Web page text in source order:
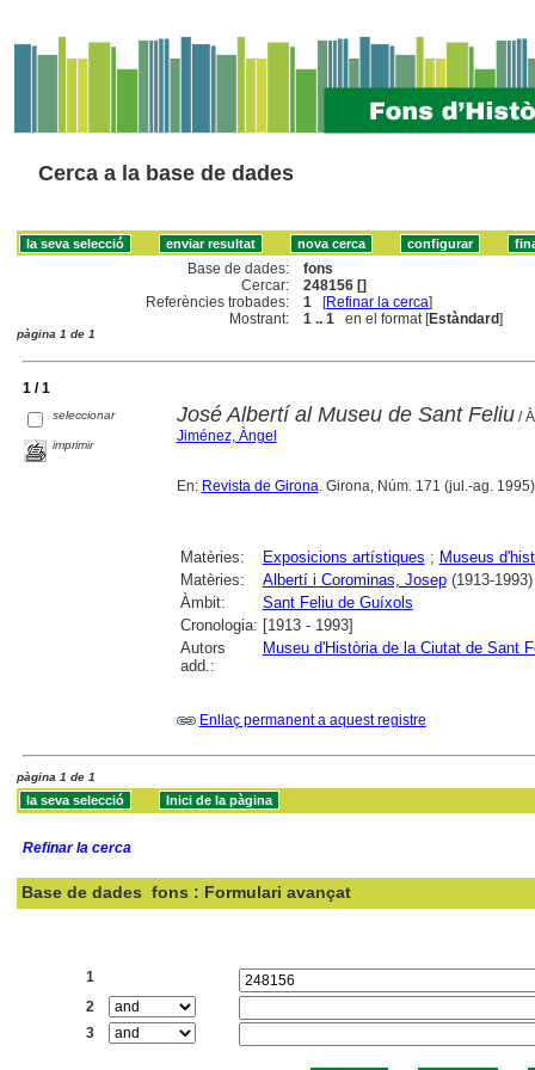
Cerca a la base de dades
Base de dades:
fons
Cercar:
248156 []
Referències trobades:
1 [Refinar la cerca]
Mostrant:
1 .. 1 en el format [Estàndard]
pàgina 1 de 1
1 / 1
seleccionar
imprimir
José Albertí al Museu de Sant Feliu/
Jiménez, Àngel
En: Revista de Girona. Girona, Núm. 171 (jul.-ag.
Matèries: Exposicions artístiques ; Museus
Matèries:
Albertí i Corominas, Josep(1913-1993)
Àmbit:
Sant Feliu de Guíxols
Cronologia: [1913 - 1993]
Autors
add.:
Museu d'Història de la Ciutat de Sant
Enllaç permanent a aquest registre
pàgina 1 de 1
Refinar la cerca
Base de dades fons : Formulari avançat
1
2
3